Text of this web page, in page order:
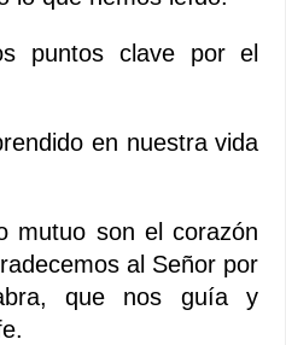
puntos clave por el
en nuestra vida
mutuo son el corazón
al Señor por
que nos guía y